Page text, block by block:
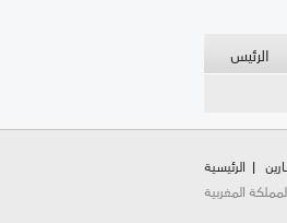
الرئيس
الرئيسية